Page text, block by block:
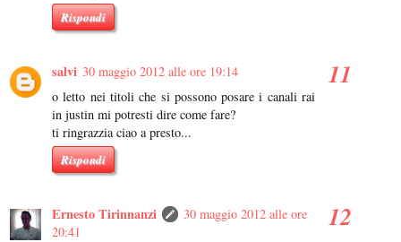
Rispondi
salvi 30 maggio 2012 alle ore 19:14
o letto nei titoli che si possono posare i canali rai
in justin mi potresti dire come fare?
ti ringrazzia ciao a presto...
Rispondi
Ernesto Tirinnanzi
30 maggio 2012 alle ore
20:41